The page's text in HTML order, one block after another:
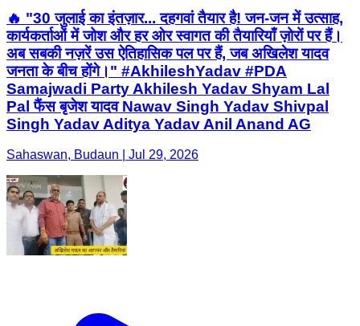
🔥 "30 जुलाई का इंतज़ार... दहगवां तैयार है! जन-जन में उत्साह,
कार्यकर्ताओं में जोश और हर ओर स्वागत की तैयारियाँ ज़ोरों पर हैं।
अब सबकी नज़रें उस ऐतिहासिक पल पर हैं, जब अखिलेश यादव
जनता के बीच होंगे।" #AkhileshYadav #PDA
Samajwadi Party Akhilesh Yadav Shyam Lal
Pal फैंस बृजेश यादव Nawav Singh Yadav Shivpal
Singh Yadav Aditya Yadav Anil Anand AG
Sahaswan, Budaun | Jul 29, 2026